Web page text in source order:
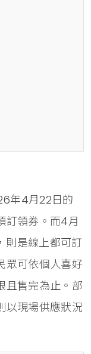
年4月22日的
訂領券。而4月
則是線上都可訂
眾可依個人喜好
且售完為止。部
以現場供應狀況